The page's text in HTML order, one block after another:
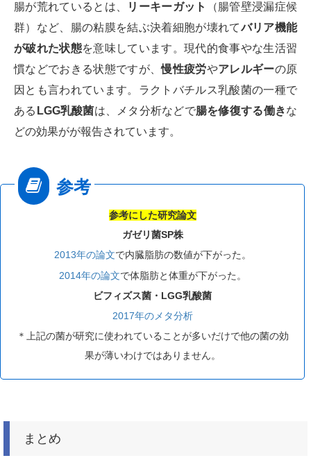
腸が荒れているとは、
リーキーガット
（腸管壁浸漏症候
群）など、腸の粘膜を結ぶ決着細胞が壊れてバリア機能
が破れた状態を意味しています。現代的食事やな生活習
慣などでおきる状態ですが、慢性疲労やアレルギーの原
因とも言われています。ラクトバチルス乳酸菌の一種で
ある LGG乳酸菌は、メタ分析などで腸を修復する働きな
どの効果がが報告されています。
参考にした研究論文
ガゼリ菌SP株
2013年の論文で内臓脂肪の数値が下がった。
2014年の論文で体脂肪と体重が下がった。
ビフィズス菌・LGG乳酸菌
2017年のメタ分析
＊上記の菌が研究に使われていることが多いだけで他の菌の効
果が薄いわけではありません。
まとめ